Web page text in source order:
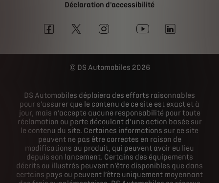
Déclaration d'accessibilité
DS Automobiles 2026
DS Automobiles déploiera des efforts raisonnables
pour s’assurer que le contenu de ce site est exact et à
jour, mais n’accepte aucune responsabilité pour toute
réclamation ou perte découlant d’une action basée sur
le contenu du site. Certaines informations sur ce site
peuvent ne pas être correctes en raison de
modifications au produit, qui peuvent avoir eu lieu
depuis son lancement. Certains des équipements
décrits ou illustrés peuvent n’être disponibles que dans
certains pays ou peuvent l’être uniquement moyennant